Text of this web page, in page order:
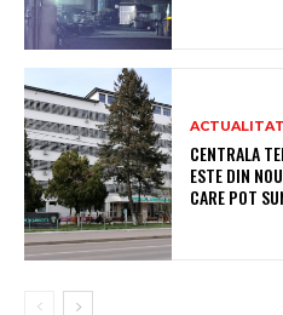
CENTRALA
ESTE DIN
CARE POT